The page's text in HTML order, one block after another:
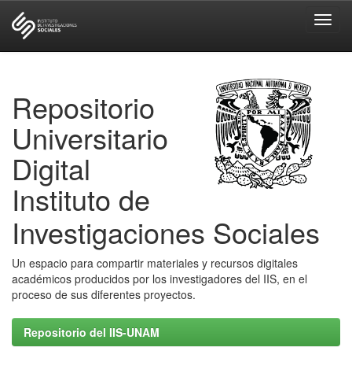
Repositorio
Universitario
Digital
Instituto de
Investigaciones Sociales
Un espacio para compartir materiales y recursos digitales
académicos producidos por los investigadores del IIS, en el
proceso de sus diferentes proyectos.
Repositorio del IIS-UNAM